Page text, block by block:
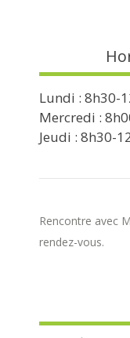
Lundi : 8h30-
Mercredi :
Jeudi : 8h30-
Rencontre avec
rendez-vous.